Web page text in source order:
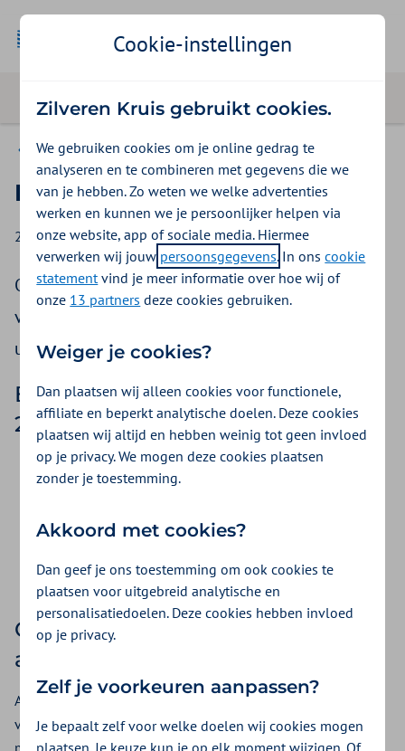
Nieuws
Betaaltekst FBTO verandert
28 mei 2026
Op 29 mei 2026 stappen we deels over op een
vernieuwd financieel systeem. We leggen graag
uit wat dit voor u betekent.
Betaaltekst FBTO verandert per
29 mei 2026
U ziet straks geen label meer op het bankafschrift.
Wij gebruiken voortaan 'ons kenmerk' in plaats van 'ons
Bij correcties en voorschotten geven wij een duidelijke
Controleer uw automatische
aflettering
Als u hier gebruik van maakt. Automatische aflettering werkt
vaak op basis van de betaaltekst. Omdat die tekst verandert,
Cookie-instellingen
Zilveren Kruis gebruikt cookies.
We gebruiken cookies om je online gedrag te
analyseren en te combineren met gegevens die we
van je hebben. Zo weten we welke advertenties
werken en kunnen we je persoonlijker helpen via
onze website, app of sociale media. Hiermee
verwerken wij jouw persoonsgegevens. In onscookie
statementvind je meer informatie over hoe wij of
onze 13 partners deze cookies gebruiken.
Weiger je cookies?
Dan plaatsen wij alleen cookies voor functionele,
affiliate en beperkt analytische doelen. Deze cookies
plaatsen wij altijd en hebben weinig tot geen invloed
op je privacy. We mogen deze cookies plaatsen
zonder je toestemming.
Akkoord met cookies?
Dan geef je ons toestemming om ook cookies te
plaatsen voor uitgebreid analytische en
personalisatiedoelen. Deze cookies hebben invloed
op je privacy.
Zelf je voorkeuren aanpassen?
Je bepaalt zelf voor welke doelen wij cookies mogen
plaatsen. Je keuze kun je op elk moment wijzigen. Of